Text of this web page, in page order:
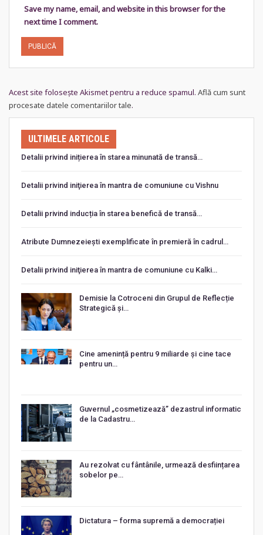
Save my name, email, and website in this browser for the
next time I comment.
Acest site folosește Akismet pentru a reduce spamul. Află cum sunt
procesate datele comentariilor tale.
ULTIMELE ARTICOLE
Detalii privind inițierea în starea minunată de transă…
Detalii privind iniţierea în mantra de comuniune cu Vishnu
Detalii privind inducția în starea benefică de transă…
Atribute Dumnezeiești exemplificate în premieră în cadrul…
Detalii privind iniţierea în mantra de comuniune cu Kalki…
Demisie la Cotroceni din Grupul de Reflecție
Strategică și…
Cine amenință pentru 9 miliarde și cine tace
pentru un…
Guvernul „cosmetizează” dezastrul informatic
de la Cadastru…
Au rezolvat cu fântânile, urmează desființarea
sobelor pe…
Dictatura – forma supremă a democrației